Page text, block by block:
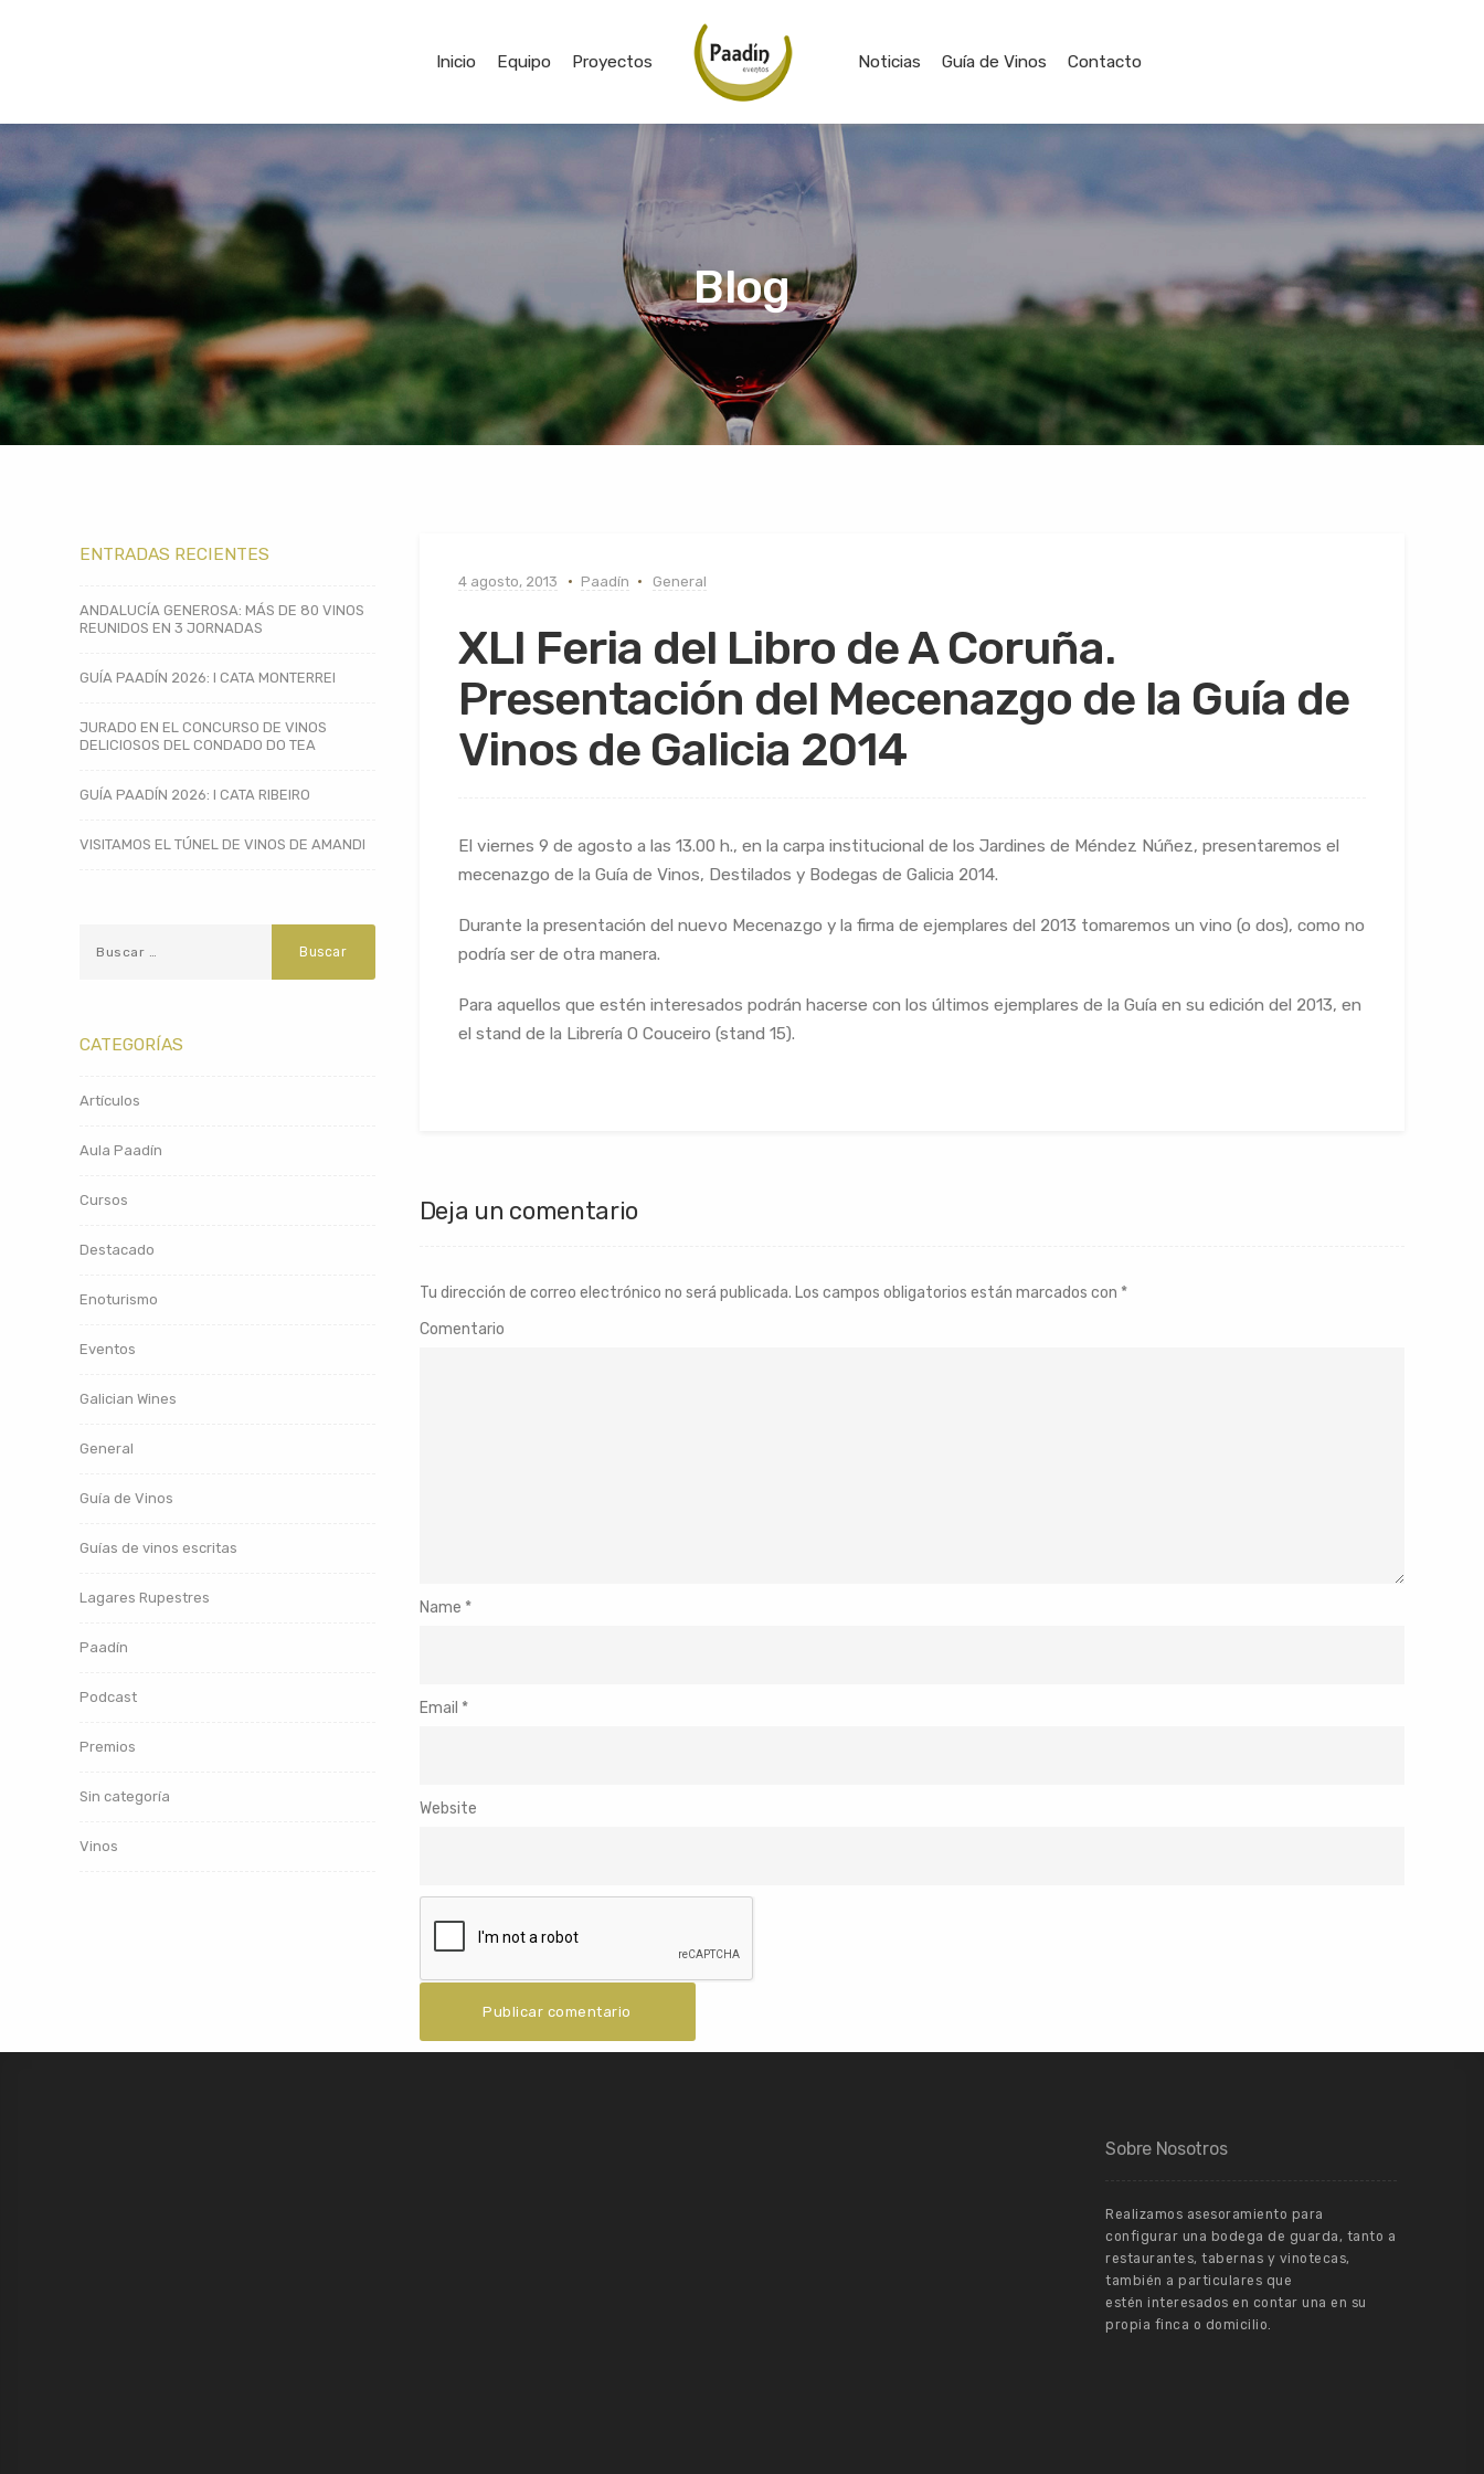
Inicio Equipo Proyectos Noticias Guía de Vinos Contacto
Blog
4 agosto, 2013 Paadín General
XLI Feria del Libro de A Coruña.
Presentación del Mecenazgo de la Guía de
Vinos de Galicia 2014
El viernes 9 de agosto a las 13.00 h., en la carpa institucional de los Jardines de Méndez Núñez, presentaremos el
mecenazgo de la Guía de Vinos, Destilados y Bodegas de Galicia 2014.
Durante la presentación del nuevo Mecenazgo y la firma de ejemplares del 2013 tomaremos un vino (o dos), como no
podría ser de otra manera.
Para aquellos que estén interesados podrán hacerse con los últimos ejemplares de la Guía en su edición del 2013, en
el stand de la Librería O Couceiro (stand 15).
Deja un comentario
Tu dirección de correo electrónico no será publicada. Los campos obligatorios están marcados con *
Comentario
Name *
Email *
Website
ENTRADAS RECIENTES
ANDALUCÍA GENEROSA: MÁS DE 80 VINOS
REUNIDOS EN 3 JORNADAS
GUÍA PAADÍN 2026: I CATA MONTERREI
JURADO EN EL CONCURSO DE VINOS
DELICIOSOS DEL CONDADO DO TEA
GUÍA PAADÍN 2026: I CATA RIBEIRO
VISITAMOS EL TÚNEL DE VINOS DE AMANDI
CATEGORÍAS
Artículos
Aula Paadín
Cursos
Destacado
Enoturismo
Eventos
Galician Wines
General
Guía de Vinos
Guías de vinos escritas
Lagares Rupestres
Paadín
Podcast
Premios
Sin categoría
Vinos
Sobre Nosotros
Realizamos asesoramiento para
configurar una bodega de guarda, tanto a
restaurantes, tabernas y vinotecas,
también a particulares que
estén interesados en contar una en su
propia finca o domicilio.